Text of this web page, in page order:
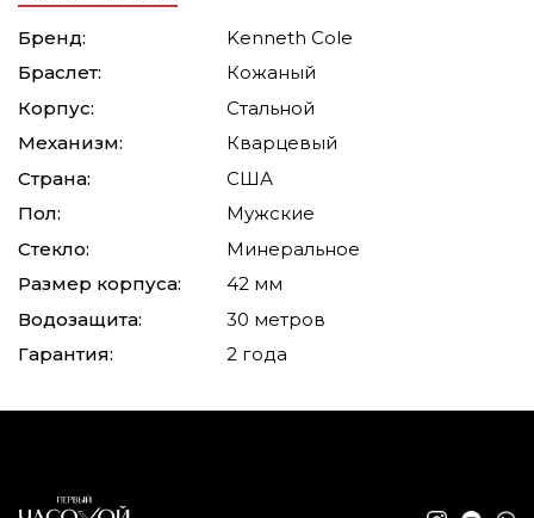
Бренд:
Kenneth Cole
Браслет:
Кожаный
Корпус:
Стальной
Механизм:
Кварцевый
Страна:
США
Пол:
Мужские
Стекло:
Минеральное
Размер корпуса:
42 мм
Водозащита:
30 метров
Гарантия:
2 года